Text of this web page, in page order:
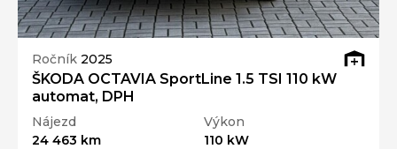
Ročník 2025
ŠKODA OCTAVIA SportLine 1.5 TSI 110 kW
automat, DPH
Nájezd
24 463 km
Výkon
110 kW